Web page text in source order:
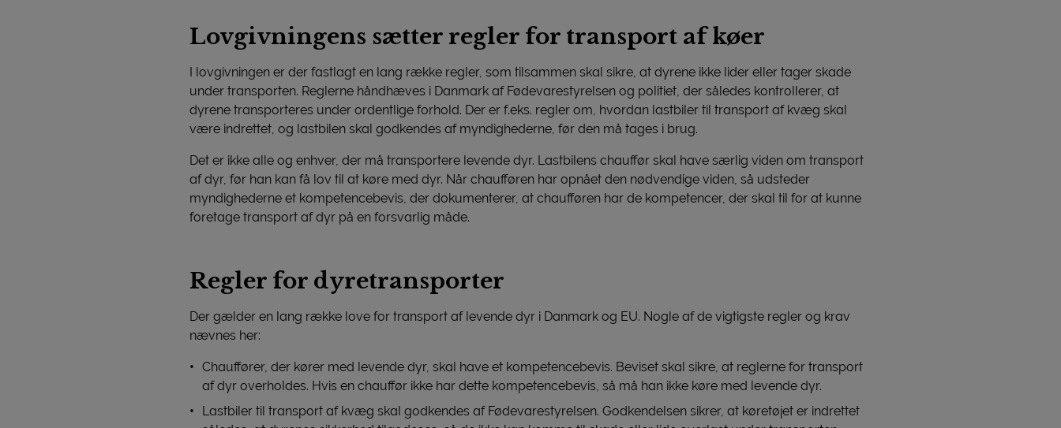
Lovgivningens sætter regler for transport af køer
I lovgivningen er der fastlagt en lang række regler, som tilsammen skal sikre, at dyrene ikke lider eller tager skade
under transporten. Reglerne håndhæves i Danmark af Fødevarestyrelsen og politiet, der således kontrollerer, at
dyrene transporteres under ordentlige forhold. Der er f.eks. regler om, hvordan lastbiler til transport af kvæg skal
være indrettet, og lastbilen skal godkendes af myndighederne, før den må tages i brug.
Det er ikke alle og enhver, der må transportere levende dyr. Lastbilens chauffør skal have særlig viden om transport
af dyr, før han kan få lov til at køre med dyr. Når chaufføren har opnået den nødvendige viden, så udsteder
myndighederne et kompetencebevis, der dokumenterer, at chaufføren har de kompetencer, der skal til for at kunne
foretage transport af dyr på en forsvarlig måde.
Regler for dyretransporter
Der gælder en lang række love for transport af levende dyr i Danmark og EU. Nogle af de vigtigste regler og krav
nævnes her:
Chauffører, der kører med levende dyr, skal have et kompetencebevis. Beviset skal sikre, at reglerne for transport
af dyr overholdes. Hvis en chauffør ikke har dette kompetencebevis, så må han ikke køre med levende dyr.
Lastbiler til transport af kvæg skal godkendes af Fødevarestyrelsen. Godkendelsen sikrer, at køretøjet er indrettet